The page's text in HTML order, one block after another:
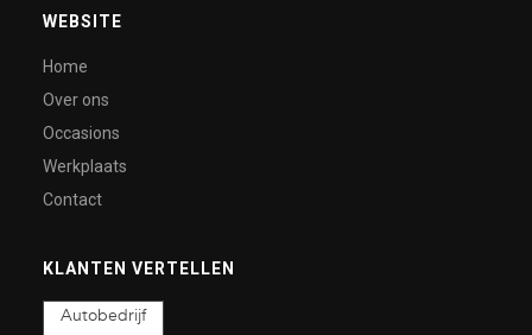
WEBSITE
Home
Over ons
Occasions
Werkplaats
Contact
KLANTEN VERTELLEN
Autobedrijf